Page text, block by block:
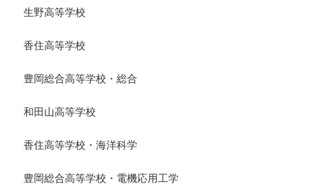
生野高等学校
香住高等学校
豊岡総合高等学校・総合
和田山高等学校
香住高等学校・海洋科学
豊岡総合高等学校・電機応用工学